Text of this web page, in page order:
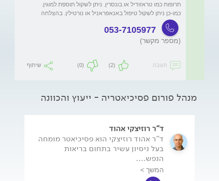
תרופות כמו טראזודיל או בונסרין. ניתן לשקול תוספת למוגין.
כמו-כן ניתן לשקול טיפול באנאפראניל או נורטילין. בהצלחה
053-7105977
(מספר מקשר)
תגובה (2)
(0) שיתוף
מנהל פורום פסיכיאטריה - ייעוץ והכוונה
ד"ר רוזיצקי אהוד
ד"ר אהוד רוזיצקי הוא פסיכיאטר מומחה
בעל ניסיון עשיר בתחום בריאות
הנפש....
המשך >